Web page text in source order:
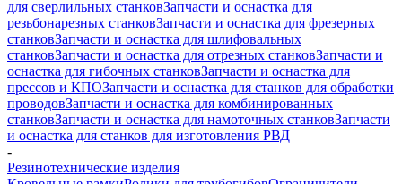
для сверлильных станковЗапчасти и оснастка для
резьбонарезных станковЗапчасти и оснастка для фрезерных
станковЗапчасти и оснастка для шлифовальных
станковЗапчасти и оснастка для отрезных станковЗапчасти и
оснастка для гибочных станковЗапчасти и оснастка для
прессов и КПОЗапчасти и оснастка для станков для обработки
проводовЗапчасти и оснастка для комбинированных
станковЗапчасти и оснастка для намоточных станковЗапчасти
и оснастка для станков для изготовления РВД
-
Резинотехнические изделия